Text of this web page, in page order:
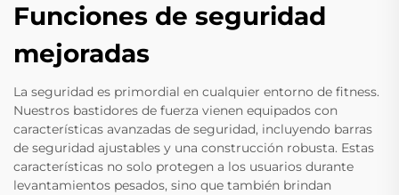
Funciones de seguridad
mejoradas
La seguridad es primordial en cualquier entorno de fitness.
Nuestros bastidores de fuerza vienen equipados con
características avanzadas de seguridad, incluyendo barras
de seguridad ajustables y una construcción robusta. Estas
características no solo protegen a los usuarios durante
levantamientos pesados, sino que también brindan